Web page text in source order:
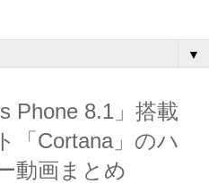
▼
Phone 8.1」搭載
「Cortana」のハ
動画まとめ